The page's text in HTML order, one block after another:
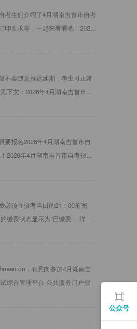
考生们介绍了4月湖南吉首市自考
印要求等，一起来看看吧！2026
不会随意推迟延期，考生可正常
下文：2026年4月湖南吉首市自
要报名2026年4月湖南吉首市自
2026年4月湖南吉首市自考报名
必须在报考当日的21：00前完
缴费状态显示为“已缴费”。详情
，有意向参加4月湖南吉
综合管理平台-公共服务门户报
公众号